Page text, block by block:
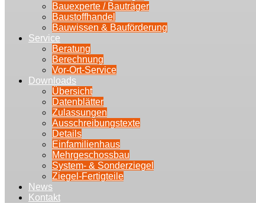
Bauexperte / Bauträger
Baustoffhandel
Bauwissen & Bauförderung
Service
Beratung
Berechnung
Vor-Ort-Service
Downloads
Übersicht
Datenblätter
Zulassungen
Ausschreibungstexte
Details
Einfamilienhaus
Mehrgeschossbau
System- & Sonderziegel
Ziegel-Fertigteile
News
Kontakt